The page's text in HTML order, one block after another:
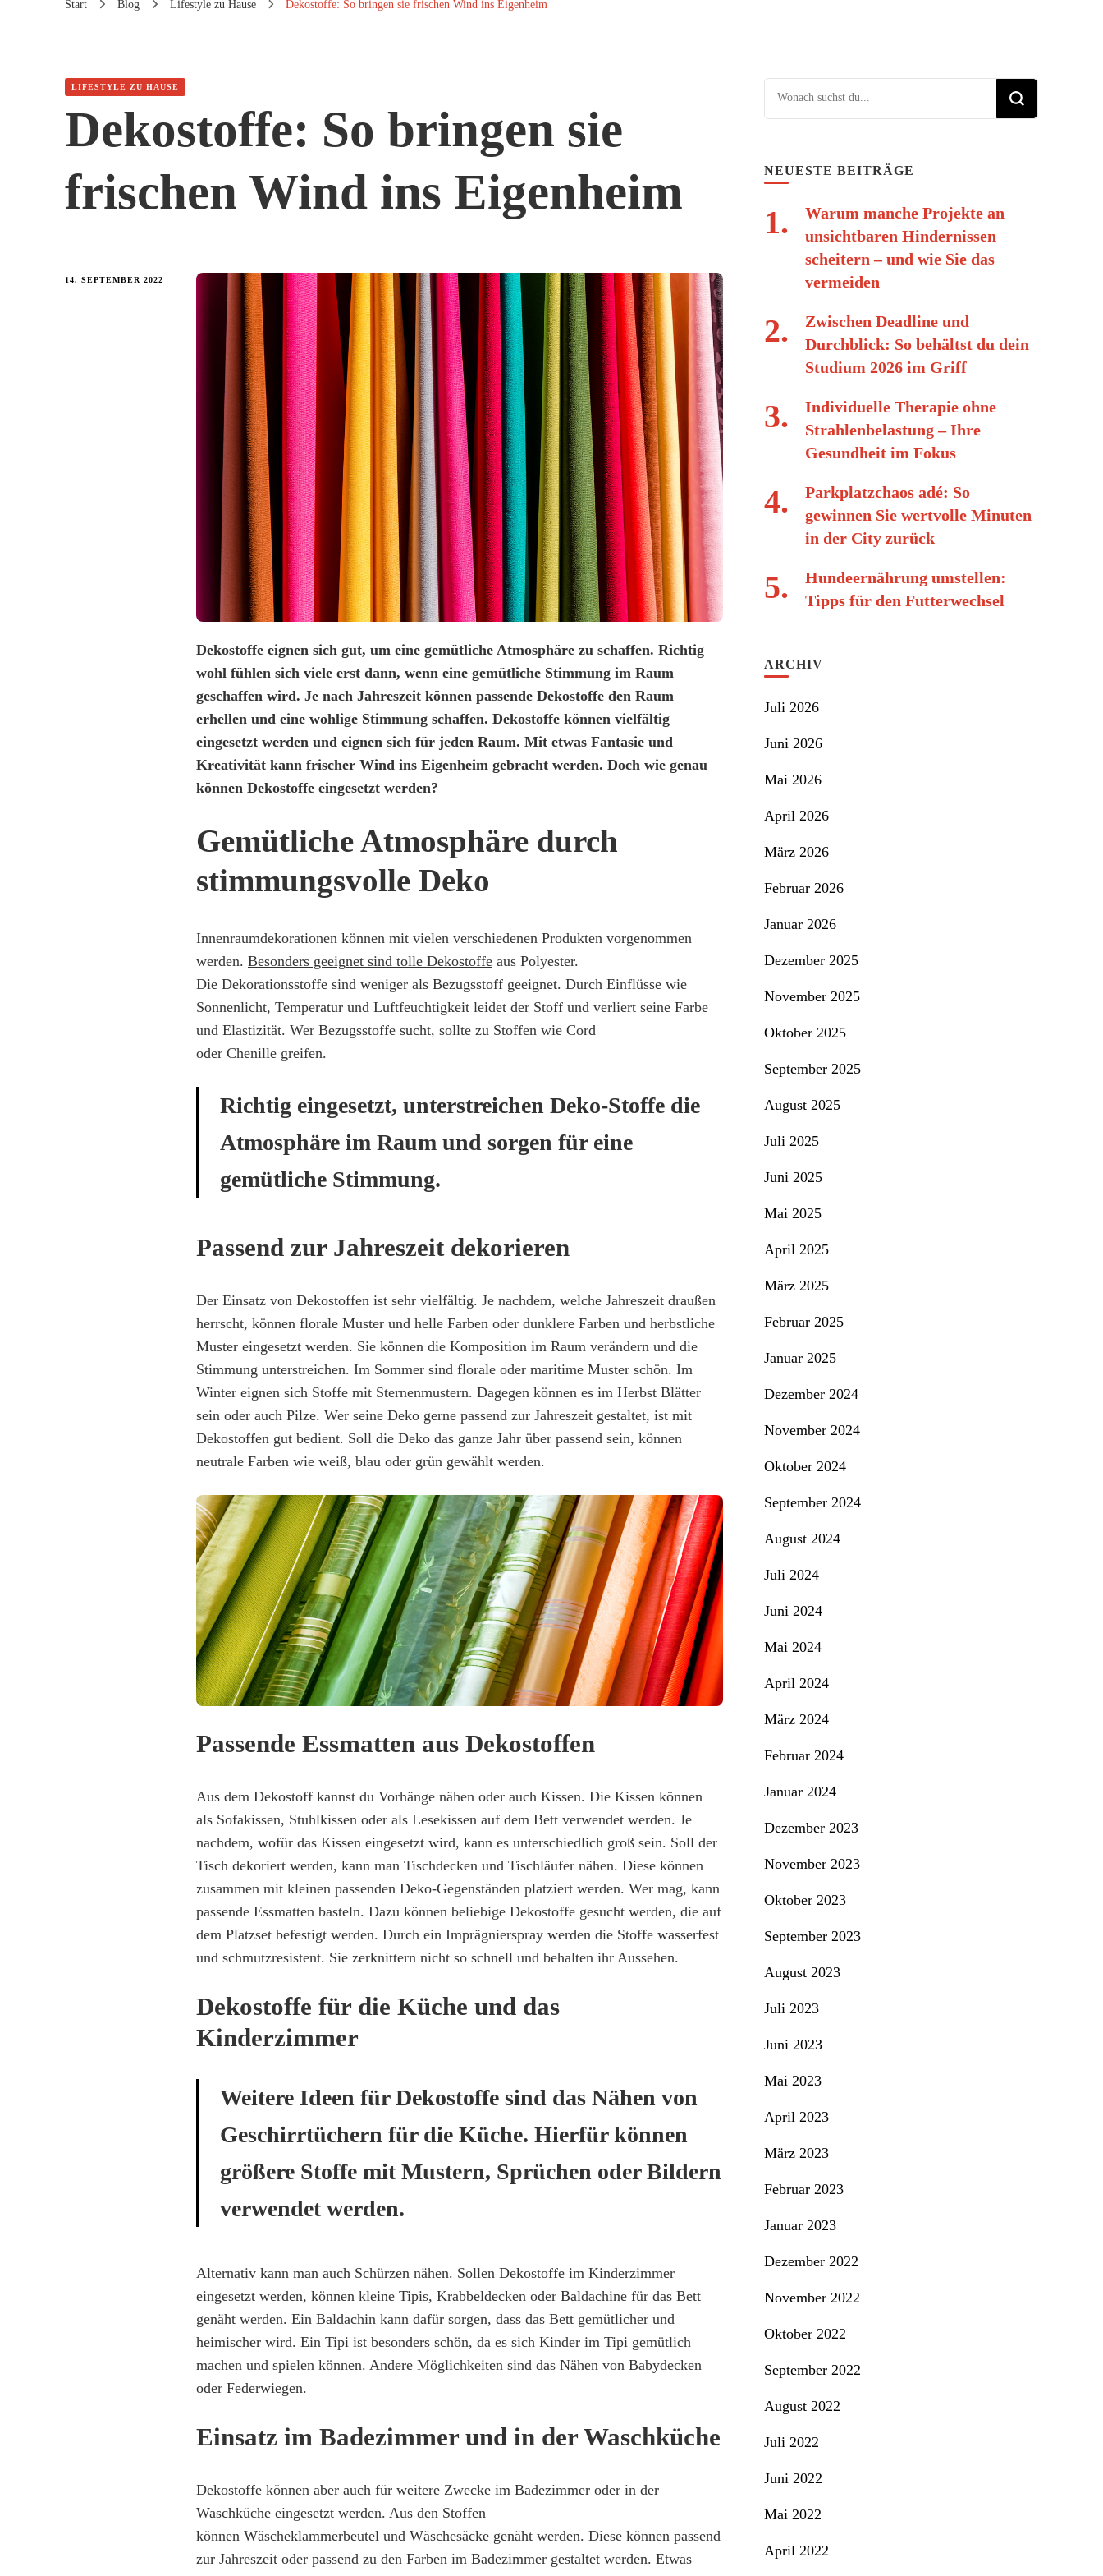
Start Blog Lifestyle zu Hause Dekostoffe: So bringen sie frischen Wind ins Eigenheim
LIFESTYLE ZU HAUSE
Dekostoffe: So bringen sie
frischen Wind ins Eigenheim
14. SEPTEMBER 2022
Dekostoffe eignen sich gut, um eine gemütliche Atmosphäre zu schaffen. Richtig
wohl fühlen sich viele erst dann, wenn eine gemütliche Stimmung im Raum
geschaffen wird. Je nach Jahreszeit können passende Dekostoffe den Raum
erhellen und eine wohlige Stimmung schaffen. Dekostoffe können vielfältig
eingesetzt werden und eignen sich für jeden Raum. Mit etwas Fantasie und
Kreativität kann frischer Wind ins Eigenheim gebracht werden. Doch wie genau
können Dekostoffe eingesetzt werden?
Gemütliche Atmosphäre durch
stimmungsvolle Deko
Innenraumdekorationen können mit vielen verschiedenen Produkten vorgenommen
werden. Besonders geeignet sind tolle Dekostoffe aus Polyester.
Die Dekorationsstoffe sind weniger als Bezugsstoff geeignet. Durch Einflüsse wie
Sonnenlicht, Temperatur und Luftfeuchtigkeit leidet der Stoff und verliert seine Farbe
und Elastizität. Wer Bezugsstoffe sucht, sollte zu Stoffen wie Cord
oder Chenille greifen.
Richtig eingesetzt, unterstreichen Deko-Stoffe die
Atmosphäre im Raum und sorgen für eine
gemütliche Stimmung.
Passend zur Jahreszeit dekorieren
Der Einsatz von Dekostoffen ist sehr vielfältig. Je nachdem, welche Jahreszeit draußen
herrscht, können florale Muster und helle Farben oder dunklere Farben und herbstliche
Muster eingesetzt werden. Sie können die Komposition im Raum verändern und die
Stimmung unterstreichen. Im Sommer sind florale oder maritime Muster schön. Im
Winter eignen sich Stoffe mit Sternenmustern. Dagegen können es im Herbst Blätter
sein oder auch Pilze. Wer seine Deko gerne passend zur Jahreszeit gestaltet, ist mit
Dekostoffen gut bedient. Soll die Deko das ganze Jahr über passend sein, können
neutrale Farben wie weiß, blau oder grün gewählt werden.
Passende Essmatten aus Dekostoffen
Aus dem Dekostoff kannst du Vorhänge nähen oder auch Kissen. Die Kissen können
als Sofakissen, Stuhlkissen oder als Lesekissen auf dem Bett verwendet werden. Je
nachdem, wofür das Kissen eingesetzt wird, kann es unterschiedlich groß sein. Soll der
Tisch dekoriert werden, kann man Tischdecken und Tischläufer nähen. Diese können
zusammen mit kleinen passenden Deko-Gegenständen platziert werden. Wer mag, kann
passende Essmatten basteln. Dazu können beliebige Dekostoffe gesucht werden, die auf
dem Platzset befestigt werden. Durch ein Imprägnierspray werden die Stoffe wasserfest
und schmutzresistent. Sie zerknittern nicht so schnell und behalten ihr Aussehen.
Dekostoffe für die Küche und das
Kinderzimmer
Weitere Ideen für Dekostoffe sind das Nähen von
Geschirrtüchern für die Küche. Hierfür können
größere Stoffe mit Mustern, Sprüchen oder Bildern
verwendet werden.
Alternativ kann man auch Schürzen nähen. Sollen Dekostoffe im Kinderzimmer
eingesetzt werden, können kleine Tipis, Krabbeldecken oder Baldachine für das Bett
genäht werden. Ein Baldachin kann dafür sorgen, dass das Bett gemütlicher und
heimischer wird. Ein Tipi ist besonders schön, da es sich Kinder im Tipi gemütlich
machen und spielen können. Andere Möglichkeiten sind das Nähen von Babydecken
oder Federwiegen.
Einsatz im Badezimmer und in der Waschküche
Dekostoffe können aber auch für weitere Zwecke im Badezimmer oder in der
Waschküche eingesetzt werden. Aus den Stoffen
können Wäscheklammerbeutel und Wäschesäcke genäht werden. Diese können passend
zur Jahreszeit oder passend zu den Farben im Badezimmer gestaltet werden. Etwas
Suchst du nach etwas?
NEUESTE BEITRÄGE
Warum manche Projekte an
unsichtbaren Hindernissen
scheitern – und wie Sie das
vermeiden
Zwischen Deadline und
Durchblick: So behältst du dein
Studium 2026 im Griff
Individuelle Therapie ohne
Strahlenbelastung – Ihre
Gesundheit im Fokus
Parkplatzchaos adé: So
gewinnen Sie wertvolle Minuten
in der City zurück
Hundeernährung umstellen:
Tipps für den Futterwechsel
ARCHIV
Juli 2026
Juni 2026
Mai 2026
April 2026
März 2026
Februar 2026
Januar 2026
Dezember 2025
November 2025
Oktober 2025
September 2025
August 2025
Juli 2025
Juni 2025
Mai 2025
April 2025
März 2025
Februar 2025
Januar 2025
Dezember 2024
November 2024
Oktober 2024
September 2024
August 2024
Juli 2024
Juni 2024
Mai 2024
April 2024
März 2024
Februar 2024
Januar 2024
Dezember 2023
November 2023
Oktober 2023
September 2023
August 2023
Juli 2023
Juni 2023
Mai 2023
April 2023
März 2023
Februar 2023
Januar 2023
Dezember 2022
November 2022
Oktober 2022
September 2022
August 2022
Juli 2022
Juni 2022
Mai 2022
April 2022